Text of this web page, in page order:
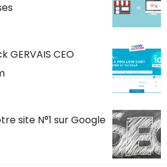
GERVAIS CEO
site N°1 sur Google